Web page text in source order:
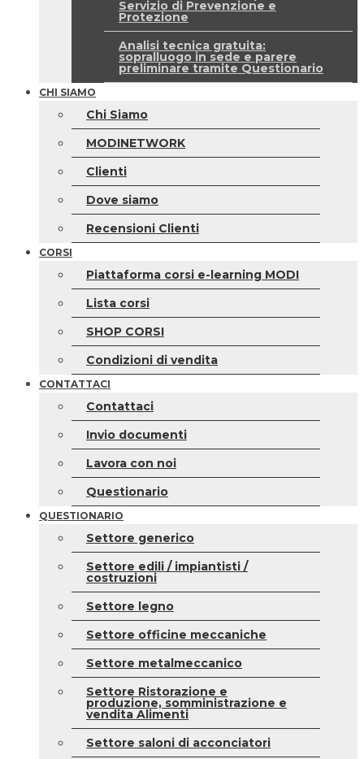
Servizio di Prevenzione e
Protezione
Analisi tecnica gratuita:
sopralluogo in sede e parere
preliminare tramite Questionario
CHI SIAMO
Chi Siamo
MODINETWORK
Clienti
Dove siamo
Recensioni Clienti
CORSI
Piattaforma corsi e-learning MODI
Lista corsi
SHOP CORSI
Condizioni di vendita
CONTATTACI
Contattaci
Invio documenti
Lavora con noi
Questionario
QUESTIONARIO
Settore generico
Settore edili / impiantisti /
costruzioni
Settore legno
Settore officine meccaniche
Settore metalmeccanico
Settore Ristorazione e
produzione, somministrazione e
vendita Alimenti
Settore saloni di acconciatori